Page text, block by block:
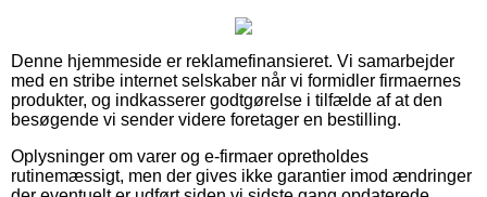
Denne hjemmeside er reklamefinansieret. Vi samarbejder
med en stribe internet selskaber når vi formidler firmaernes
produkter, og indkasserer godtgørelse i tilfælde af at den
besøgende vi sender videre foretager en bestilling.
Oplysninger om varer og e-firmaer opretholdes
rutinemæssigt, men der gives ikke garantier imod ændringer